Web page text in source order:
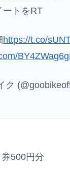
トをRT
https://t.co/
ク
500円分